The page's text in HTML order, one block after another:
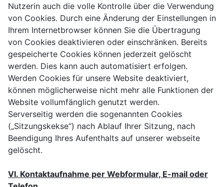
Nutzerin auch die volle Kontrolle über die Verwendung
von Cookies. Durch eine Änderung der Einstellungen in
Ihrem Internetbrowser können Sie die Übertragung
von Cookies deaktivieren oder einschränken. Bereits
gespeicherte Cookies können jederzeit gelöscht
werden. Dies kann auch automatisiert erfolgen.
Werden Cookies für unsere Website deaktiviert,
können möglicherweise nicht mehr alle Funktionen der
Website vollumfänglich genutzt werden.
Serverseitig werden die sogenannten Cookies
(„Sitzungskekse“) nach Ablauf Ihrer Sitzung, nach
Beendigung Ihres Aufenthalts auf unserer webseite
gelöscht.
VI. Kontaktaufnahme per Webformular, E-mail oder